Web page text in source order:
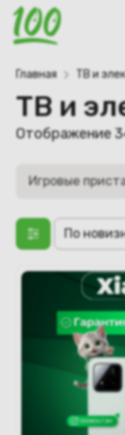
Главная ТВ и
ТВ и
Отображение
Игровые
По